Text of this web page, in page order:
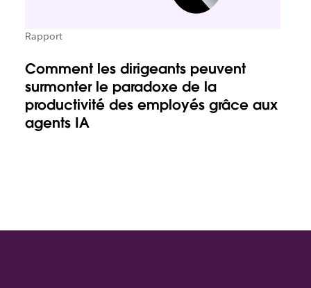
Rapport
Comment les dirigeants peuvent
surmonter le paradoxe de la
productivité des employés grâce aux
agents IA